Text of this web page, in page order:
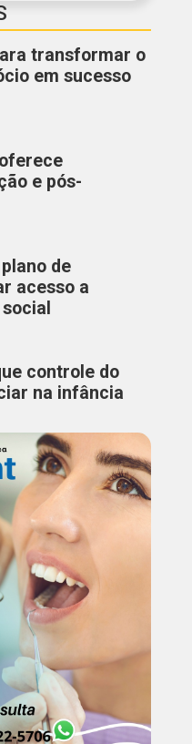
transformar o
em sucesso
e pós-
de
acesso a
controle do
na infância